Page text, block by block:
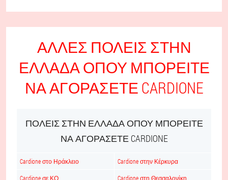
ΆΛΛΕΣ ΠΌΛΕΙΣ ΣΤΗΝ
ΕΛΛΆΔΑ ΌΠΟΥ ΜΠΟΡΕΊΤΕ
ΝΑ ΑΓΟΡΆΣΕΤΕ CARDIONE
ΠΌΛΕΙΣ ΣΤΗΝ ΕΛΛΆΔΑ ΌΠΟΥ ΜΠΟΡΕΊΤΕ
ΝΑ ΑΓΟΡΆΣΕΤΕ CARDIONE
Cardione στο Ηράκλειο Cardione στην Κέρκυρα
Cardione σε ΚΟ Cardione στη Θεσσαλονίκη